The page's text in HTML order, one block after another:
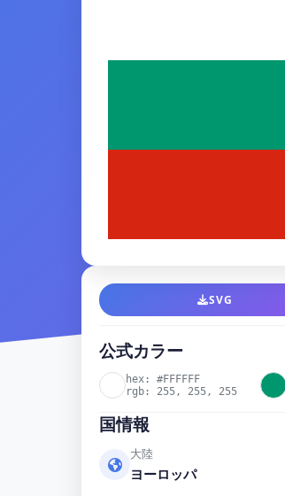
SVG
公式カラー
hex: #FFFFFF
rgb: 255, 255, 255
国情報
大陸
ヨーロッパ